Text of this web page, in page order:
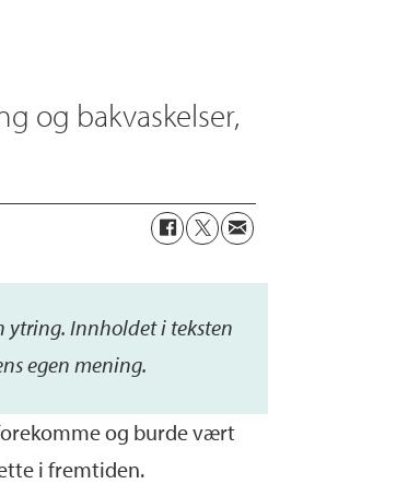
og bakvaskelser,
ytring. Innholdet i teksten
egen mening.
og burde vært
i fremtiden.